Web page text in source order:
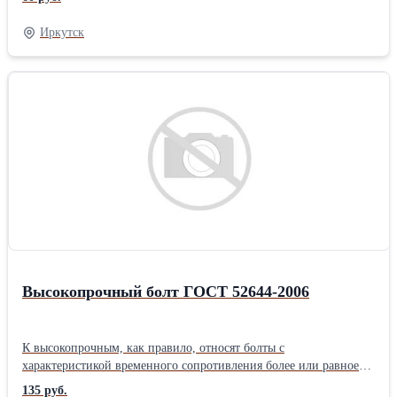
предприятиях пищевой промышленности (хлебопекарни,
масложиркомбинаты, молокозаводы, табакпром, ликеро-
водочные предприятия ) и других отраслях народного хозяйства.
Иркутск
Высокопрочный болт ГОСТ 52644-2006
К высокопрочным, как правило, относят болты с
характеристикой временного сопротивления более или равное
800 МПа. Механические характеристики высокопрочных болтов
135 руб.